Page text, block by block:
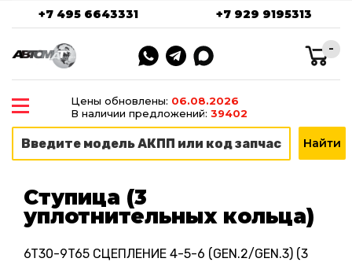
+7 495 6643331 +7 929 9195313
-
Цены обновлены: 06.08.2026
В наличии предложений: 39402
Ступица (3
уплотнительных кольца)
6T30-9T65 СЦЕПЛЕНИЕ 4-5-6 (GEN.2/GEN.3) (3